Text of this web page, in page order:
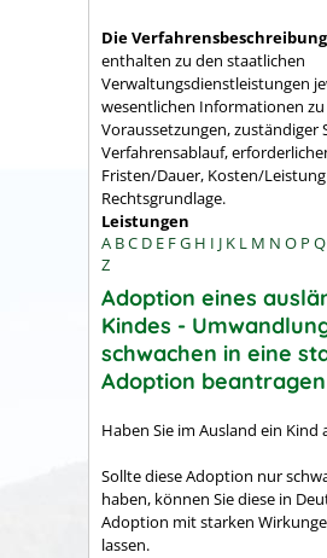
Die
enthalten zu den staatlichen
Verwaltungsdienstleistungen
wesentlichen Informationen zu
Voraussetzungen, zuständiger
Verfahrensablauf,
Fristen/Dauer, Kosten/
Rechtsgrundlage.
Leistungen
A BC D E FG H I J K L M N O P Q
Z
Adoption eines
Kindes -
schwachen in eine
Adoption beantragen
Haben Sie im Ausland ein Kind
Sollte diese Adoption nur
haben, können Sie diese in
Adoption mit starken
lassen.